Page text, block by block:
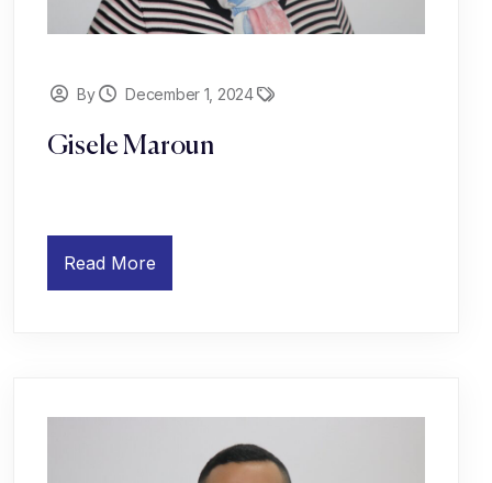
By December 1, 2024
Gisele Maroun
Read More